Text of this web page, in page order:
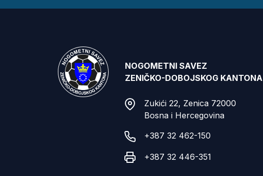
NOGOMETNI SAVEZ
ZENIČKO-DOBOJSKOG KANTONA
Zukići 22, Zenica 72000
Bosna i Hercegovina
+387 32 462-150
+387 32 446-351